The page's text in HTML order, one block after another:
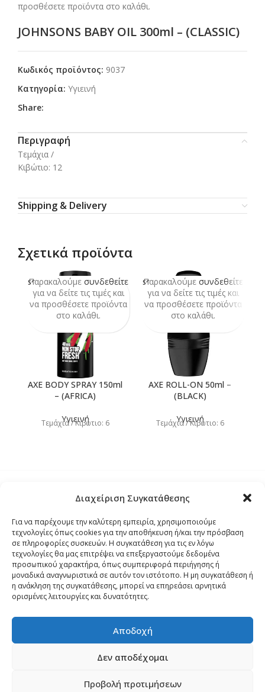
Διαχείριση Συγκατάθεσης
Για να παρέχουμε την καλύτερη εμπειρία, χρησιμοποιούμε
τεχνολογίες όπως cookies για την αποθήκευση ή/και την πρόσβαση
σε πληροφορίες συσκευών. Η συγκατάθεση για τις εν λόγω
τεχνολογίες θα μας επιτρέψει να επεξεργαστούμε δεδομένα
προσωπικού χαρακτήρα, όπως συμπεριφορά περιήγησης ή
μοναδικά αναγνωριστικά σε αυτόν τον ιστότοπο. Η μη συγκατάθεση ή
η ανάκληση της συγκατάθεσης, μπορεί να επηρεάσει αρνητικά
ορισμένες λειτουργίες και δυνατότητες.
Αποδοχή
Δεν αποδέχομαι
Προβολή προτιμήσεων
προσθέσετε προϊόντα στο καλάθι.
JOHNSONS BABY OIL 300ml – (CLASSIC)
Κωδικός προϊόντος: 9037
Κατηγορία: Υγιεινή
Share:
Περιγραφή
Τεμάχια /
Κιβώτιο: 12
Shipping & Delivery
Σχετικά προϊόντα
SOLD
OUT
AXE BODY SPRAY 150ml
– (AFRICA)
Υγιεινή
Τεμάχια / Κιβώτιο: 6
Παρακαλούμε συνδεθείτε
για να δείτε τις τιμές και
να προσθέσετε προϊόντα
στο καλάθι.
SOLD
OUT
AXE ROLL-ON 50ml –
(BLACK)
Υγιεινή
Τεμάχια / Κιβώτιο: 6
Παρακαλούμε συνδεθείτε
για να δείτε τις τιμές και
να προσθέσετε προϊόντα
στο καλάθι.
Τρόποι Αποστολής
Τρόποι Αγοράς – Πληρωμής – Επιστρόφης
Όροι και Προϋποθέσεις
Δήλωση Απορρήτου
Copyright 2024palmospro.grmade bySata Support